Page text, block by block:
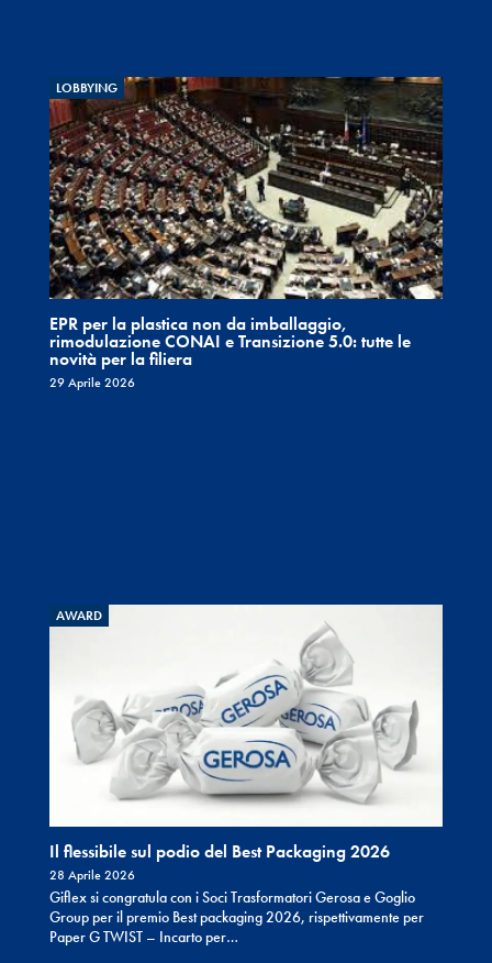
LOBBYING
EPR per la plastica non da imballaggio,
rimodulazione CONAI e Transizione 5.0: tutte le
novità per la filiera
29 Aprile 2026
AWARD
Il flessibile sul podio del Best Packaging 2026
28 Aprile 2026
Giflex si congratula con i Soci Trasformatori Gerosa e Goglio
Group per il premio Best packaging 2026, rispettivamente per
Paper G TWIST – Incarto per…